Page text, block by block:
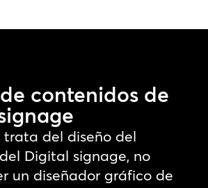
contenidos de
trata del diseño del
Digital signage, no
un diseñador gráfico de